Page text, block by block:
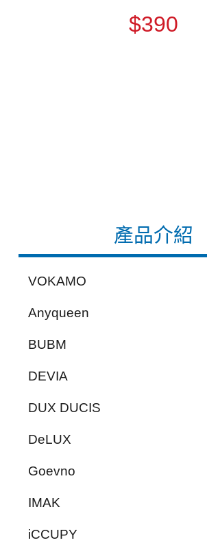
產品介紹
VOKAMO
Anyqueen
BUBM
DEVIA
DUX DUCIS
DeLUX
Goevno
IMAK
iCCUPY
$390